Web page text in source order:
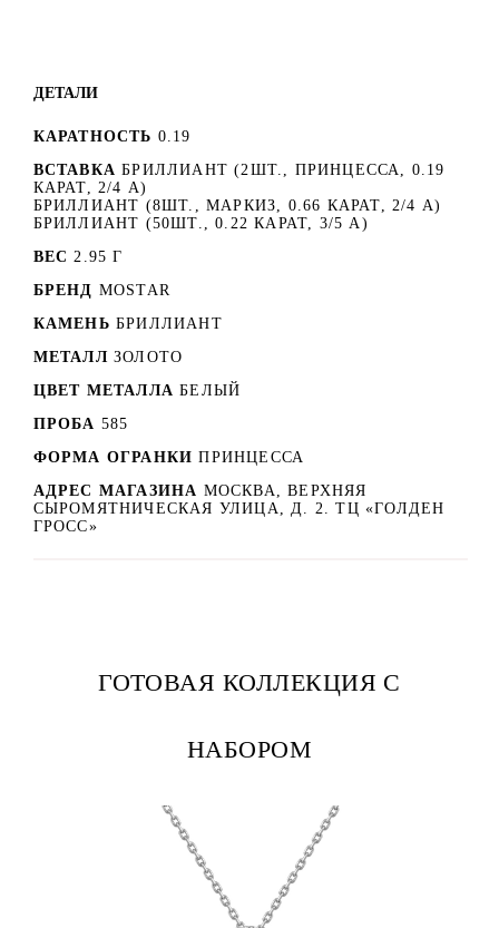
ДЕТАЛИ
КАРАТНОСТЬ 0.19
ВСТАВКА БРИЛЛИАНТ (2ШТ., ПРИНЦЕССА, 0.19
КАРАТ, 2/4 А)
БРИЛЛИАНТ (8ШТ., МАРКИЗ, 0.66 КАРАТ, 2/4 А)
БРИЛЛИАНТ (50ШТ., 0.22 КАРАТ, 3/5 А)
ВЕС 2.95 Г
БРЕНД MOSTAR
КАМЕНЬ БРИЛЛИАНТ
МЕТАЛЛ ЗОЛОТО
ЦВЕТ МЕТАЛЛА БЕЛЫЙ
ПРОБА 585
ФОРМА ОГРАНКИ ПРИНЦЕССА
АДРЕС МАГАЗИНА МОСКВА, ВЕРХНЯЯ
СЫРОМЯТНИЧЕСКАЯ УЛИЦА, Д. 2. ТЦ «ГОЛДЕН
ГРОСС»
ГОТОВАЯ КОЛЛЕКЦИЯ С
НАБОРОМ